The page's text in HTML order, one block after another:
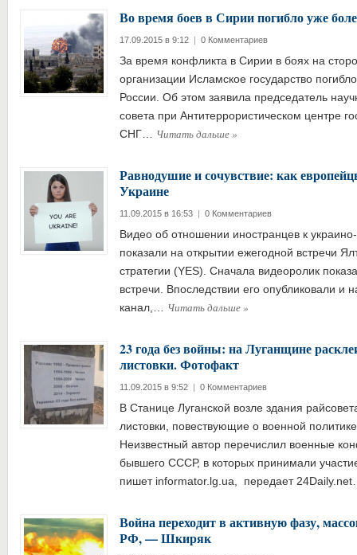
Во время боев в Сирии погибло уже
17.09.2015 в 9:12 | 0 Комментариев
За время конфликта в Сирии в боях на
организации Исламское государство
России. Об этом заявила председатель
совета при Антитеррористическом центре
СНГ… Читать дальше»
Равнодушие и сочувствие: как
Украине
11.09.2015 в 16:53 | 0 Комментариев
Видео об отношении иностранцев к
показали на открытии ежегодной встречи
стратегии (YES). Сначала видеоролик
встречи. Впоследствии его опубликовали и
канал,… Читать дальше»
23 года без войны: на Луганщине
листовки. Фотофакт
11.09.2015 в 9:52 | 0 Комментариев
В Станице Луганской возле здания
листовки, повествующие о военной
Неизвестный автор перечислил военные
бывшего СССР, в которых принимали
пишет informator.lg.ua, передает
Война переходит в активную фазу,
РФ, — Шкиряк